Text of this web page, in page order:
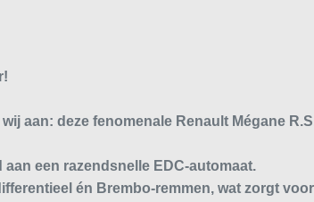
aan: deze fenomenale Renault Mégane
aan een razendsnelle EDC-automaat.
én Brembo-remmen, wat zorgt